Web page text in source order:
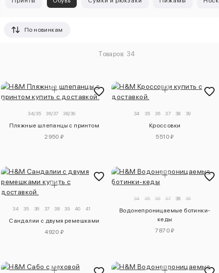
По новинкам
Товаров: 34
34/35 36/37 38/39
Пляжные шлепанцы с принтом
2950 ₽
34 35 36 37 38 39
Кроссовки
5510 ₽
34 35 36 37 38 39 40 41
Сандалии с двумя ремешками
4920 ₽
34 35 36 37 38 39
Водонепроницаемые ботинки-
кеды
7870 ₽